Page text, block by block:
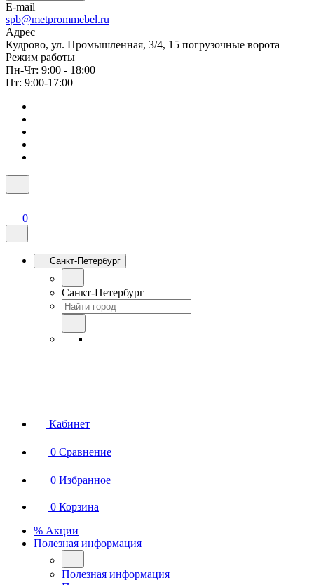
E-mail
spb@metprommebel.ru
Адрес
Кудрово, ул. Промышленная, 3/4, 15 погрузочные ворота
Режим работы
Пн-Чт: 9:00 - 18:00
Пт: 9:00-17:00
0
Санкт-Петербург
Санкт-Петербург
Кабинет
0 Сравнение
0 Избранное
0 Корзина
% Акции
Полезная информация
Полезная информация